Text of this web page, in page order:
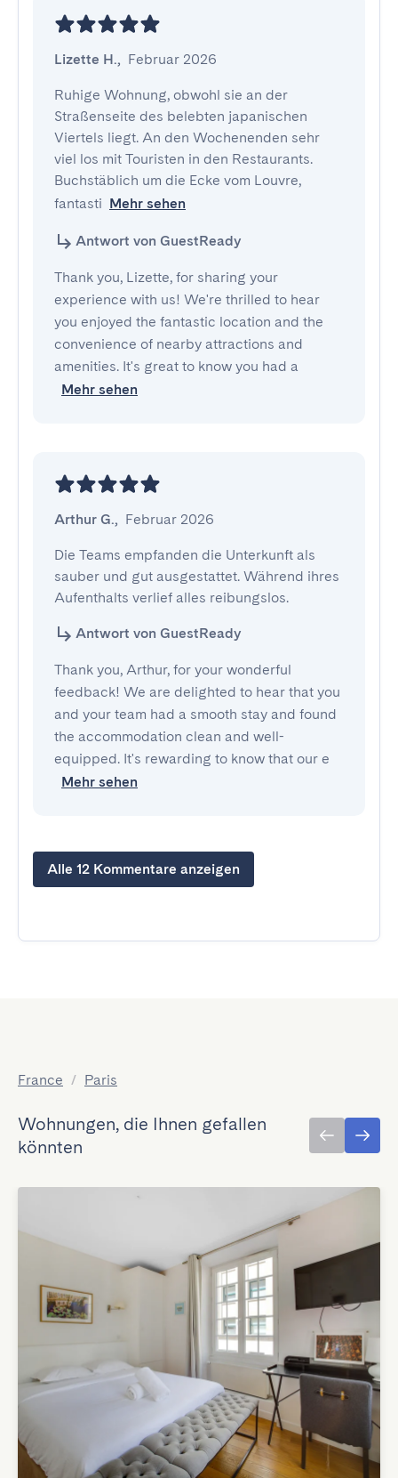
Lizette H., Februar 2026
Ruhige Wohnung, obwohl sie an der
Straßenseite des belebten japanischen
Viertels liegt. An den Wochenenden sehr
viel los mit Touristen in den Restaurants.
Buchstäblich um die Ecke vom Louvre,
fantasti Mehr sehen
Antwort von GuestReady
Thank you, Lizette, for sharing your
experience with us! We're thrilled to hear
you enjoyed the fantastic location and the
convenience of nearby attractions and
amenities. It's great to know you had a
Mehr sehen
Arthur G., Februar 2026
Die Teams empfanden die Unterkunft als
sauber und gut ausgestattet. Während ihres
Aufenthalts verlief alles reibungslos.
Antwort von GuestReady
Thank you, Arthur, for your wonderful
feedback! We are delighted to hear that you
and your team had a smooth stay and found
the accommodation clean and well-
equipped. It's rewarding to know that our e
Mehr sehen
Alle 12 Kommentare anzeigen
France / Paris
Wohnungen, die Ihnen gefallen
könnten